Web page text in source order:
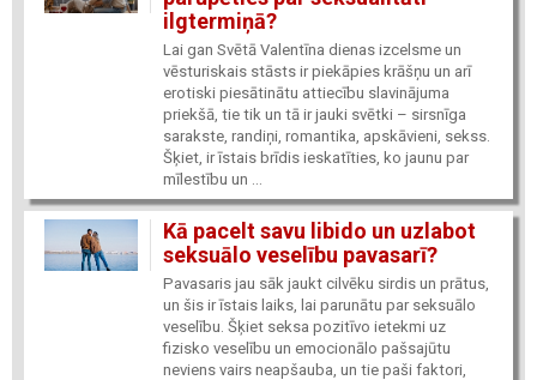
ilgtermiņā?
Lai gan Svētā Valentīna dienas izcelsme un
vēsturiskais stāsts ir piekāpies krāšņu un arī
erotiski piesātinātu attiecību slavinājuma
priekšā, tie tik un tā ir jauki svētki – sirsnīga
sarakste, randiņi, romantika, apskāvieni, sekss.
Šķiet, ir īstais brīdis ieskatīties, ko jaunu par
mīlestību un ...
Kā pacelt savu libido un uzlabot
seksuālo veselību pavasarī?
Pavasaris jau sāk jaukt cilvēku sirdis un prātus,
un šis ir īstais laiks, lai parunātu par seksuālo
veselību. Šķiet seksa pozitīvo ietekmi uz
fizisko veselību un emocionālo pašsajūtu
neviens vairs neapšauba, un tie paši faktori,